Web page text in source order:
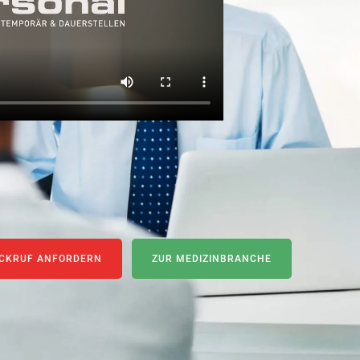
ANFORDERN ZUR MEDIZINBRANCHE